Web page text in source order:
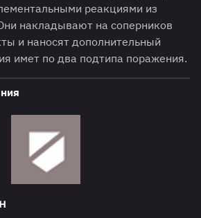
реакциями из
накладывают на соперников
и наносят дополнительный
имет по два подтипа поражения.